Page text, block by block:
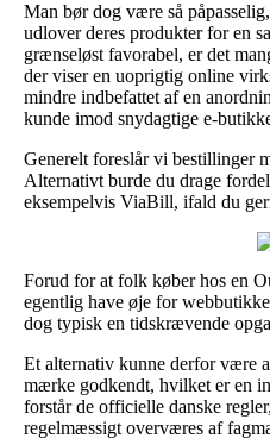
Man bør dog være så
udlover deres produkter for en
grænseløst favorabel, er det
der viser en uoprigtig online
mindre indbefattet af en
kunde imod snydagtige e-
Generelt foreslår vi bestillinger
Alternativt burde du drage
eksempelvis ViaBill, ifald du
Forud for at folk køber hos en
egentlig have øje for
dog typisk en tidskrævende
Et alternativ kunne derfor være
mærke godkendt, hvilket er en
forstår de officielle danske
regelmæssigt overværes af